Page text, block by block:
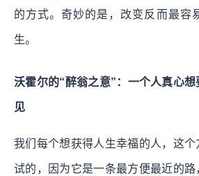
的方式。奇妙的是，改变反而最容
生。
沃霍尔的“醉翁之意”：一个人真心
见
我们每个想获得人生幸福的人，这
试的，因为它是一条最方便最近的